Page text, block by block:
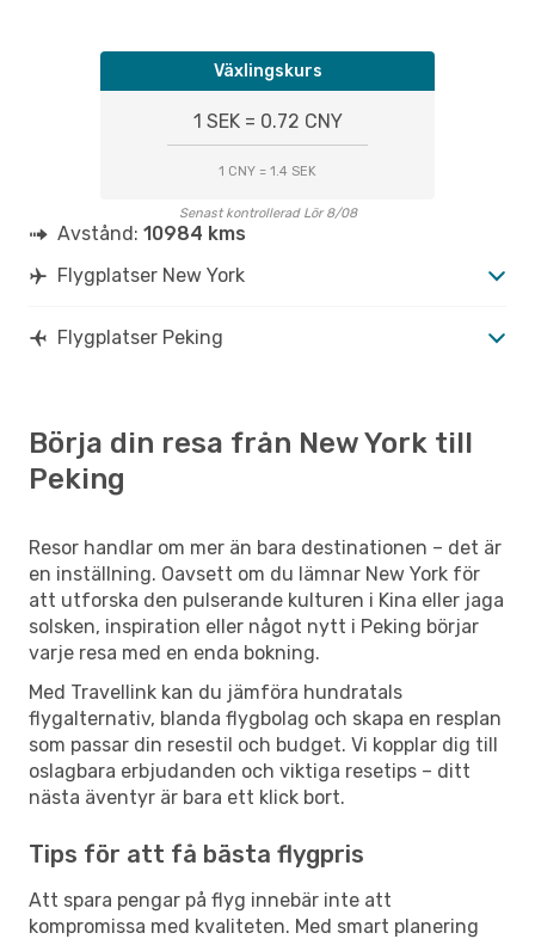
Växlingskurs
1 SEK = 0.72 CNY
1 CNY = 1.4 SEK
Senast kontrollerad Lör 8/08
Avstånd: 10984 kms
Flygplatser New York
Flygplatser Peking
Börja din resa från New York till
Peking
Resor handlar om mer än bara destinationen – det är
en inställning. Oavsett om du lämnar New York för
att utforska den pulserande kulturen i Kina eller jaga
solsken, inspiration eller något nytt i Peking börjar
varje resa med en enda bokning.
Med Travellink kan du jämföra hundratals
flygalternativ, blanda flygbolag och skapa en resplan
som passar din resestil och budget. Vi kopplar dig till
oslagbara erbjudanden och viktiga resetips – ditt
nästa äventyr är bara ett klick bort.
Tips för att få bästa flygpris
Att spara pengar på flyg innebär inte att
kompromissa med kvaliteten. Med smart planering